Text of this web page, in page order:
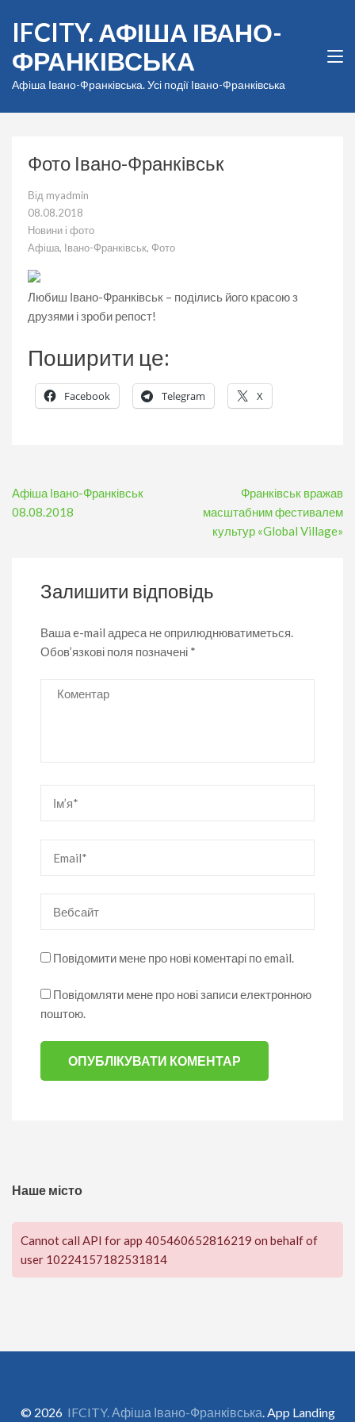
вмісту
(натисніть
Enter)
IFCITY. АФІША ІВАНО-
ФРАНКІВСЬКА
Афіша Івано-Франківська. Усі події Івано-Франківська
Фото Івано-Франківськ
Від myadmin
08.08.2018
Новини і фото
Афіша, Івано-Франківськ, Фото
Любиш Івано-Франківськ – поділись його красою з
друзями і зроби репост!
Поширити це:
Facebook Telegram X
Навігація
записів
Афіша Івано-Франківськ
08.08.2018
Франківськ вражав
масштабним фестивалем
культур «Global Village»
Залишити відповідь
Ваша e-mail адреса не оприлюднюватиметься.
Обов’язкові поля позначені *
Коментар
Повідомити мене про нові коментарі по email.
Повідомляти мене про нові записи електронною
поштою.
Наше місто
Cannot call API for app 405460652816219 on behalf of
user 10224157182531814
© 2026 IFCITY. Афіша Івано-Франківська . App Landing